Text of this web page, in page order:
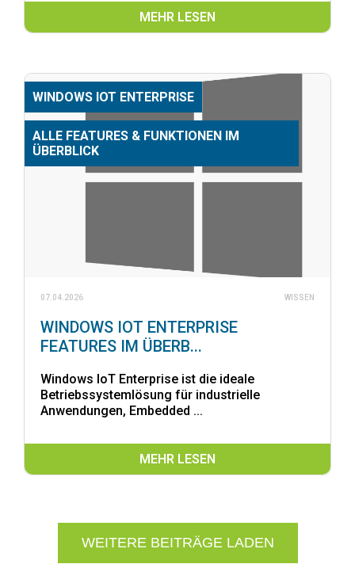
MEHR LESEN
WINDOWS IOT ENTERPRISE
ALLE FEATURES & FUNKTIONEN IM
ÜBERBLICK
07.04.2026 WISSEN
WINDOWS IOT ENTERPRISE
FEATURES IM ÜBERB...
Windows IoT Enterprise ist die ideale
Betriebssystemlösung für industrielle
Anwendungen, Embedded ...
MEHR LESEN
WEITERE BEITRÄGE LADEN